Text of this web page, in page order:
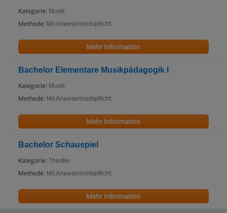
Kategorie: Musik
Methode: Mit Anwesenheitspflicht
Mehr Information
Bachelor Elementare Musikpädagogik I
Kategorie: Musik
Methode: Mit Anwesenheitspflicht
Mehr Information
Bachelor Schauspiel
Kategorie: Theater
Methode: Mit Anwesenheitspflicht
Mehr Information